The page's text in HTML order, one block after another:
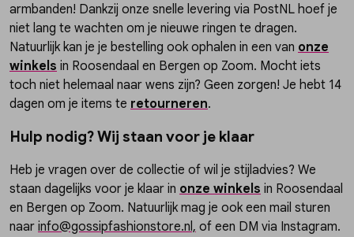
armbanden! Dankzij onze snelle levering via PostNL hoef je
niet lang te wachten om je nieuwe ringen te dragen.
Natuurlijk kan je je bestelling ook ophalen in een van onze
winkels in Roosendaal en Bergen op Zoom. Mocht iets
toch niet helemaal naar wens zijn? Geen zorgen! Je hebt 14
dagen om je items te retourneren.
Hulp nodig? Wij staan voor je klaar
Heb je vragen over de collectie of wil je stijladvies? We
staan dagelijks voor je klaar in onze winkels in Roosendaal
en Bergen op Zoom. Natuurlijk mag je ook een mail sturen
naar info@gossipfashionstore.nl, of een DM via Instagram.